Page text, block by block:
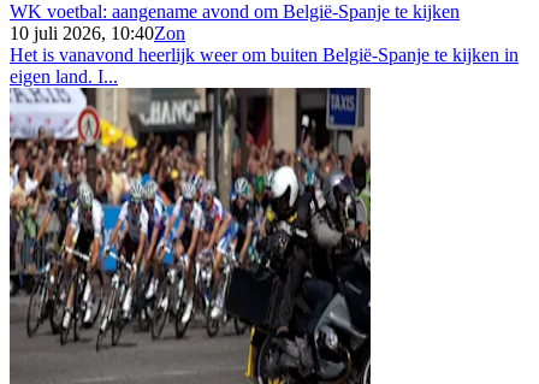
WK voetbal: aangename avond om België-Spanje te kijken
10 juli 2026, 10:40Zon
Het is vanavond heerlijk weer om buiten België-Spanje te kijken in
eigen land. I...